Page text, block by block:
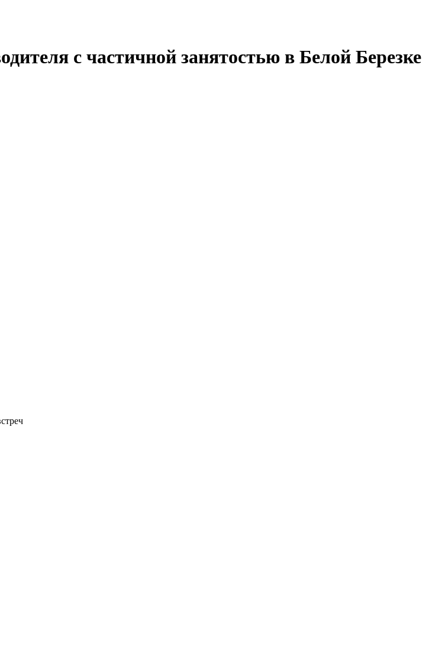
с частичной занятостью в Белой Березке